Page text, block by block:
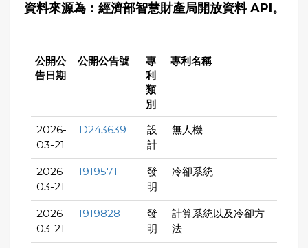
資料來源為：經濟部智慧財產局開放資料 API。
公開公
告日期
公開公告號
專
利
類
別
專利名稱
2026-
03-21
D243639
設
計
無人機
2026-
03-21
I919571
發
明
冷卻系統
2026-
03-21
I919828
發
明
計算系統以及冷卻方
法